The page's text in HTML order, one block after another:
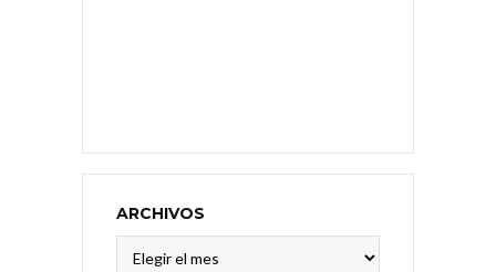
ARCHIVOS